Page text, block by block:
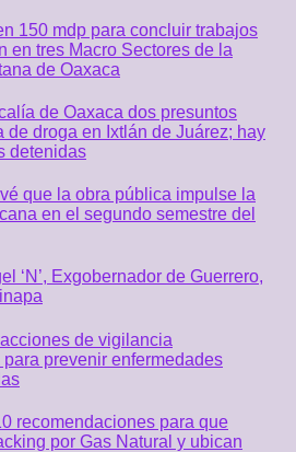
150 mdp para concluir trabajos
en tres Macro Sectores de la
de Oaxaca
de Oaxaca dos presuntos
de droga en Ixtlán de Juárez; hay
detenidas
que la obra pública impulse la
en el segundo semestre del
‘N’, Exgobernador de Guerrero,
de vigilancia
prevenir enfermedades
recomendaciones para que
por Gas Natural y ubican